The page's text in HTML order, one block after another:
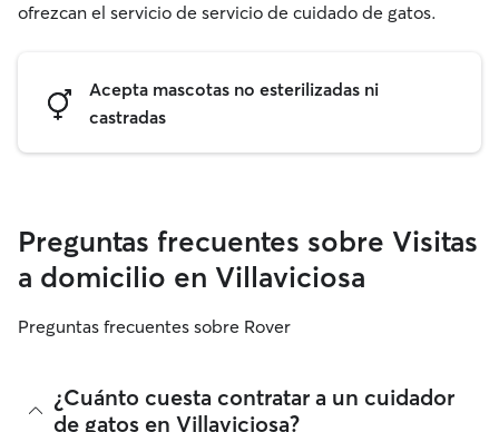
ofrezcan el servicio de servicio de cuidado de gatos.
Acepta mascotas no esterilizadas ni
castradas
Preguntas frecuentes sobre Visitas
a domicilio en Villaviciosa
Preguntas frecuentes sobre Rover
¿Cuánto cuesta contratar a un cuidador
de gatos en Villaviciosa?